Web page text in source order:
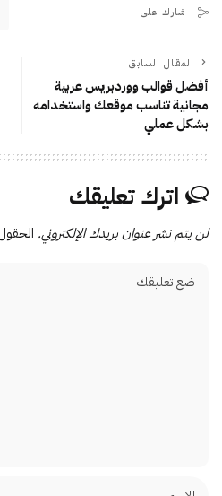
شارك على
المقال السابق
أفضل قوالب ووردبريس عربية
مجانية تناسب موقعك واستخدامه
بشكل عملي
اترك تعليقك
لن يتم نشر عنوان بريدك الإلكتروني.